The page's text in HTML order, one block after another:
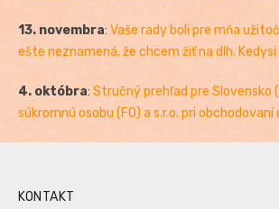
13. novembra: Vaše rady boli pre mňa
ešte neznamená, že chcem žiť na dlh.
4. októbra: Stručný prehľad pre Slovensko
súkromnú osobu (FO) a s.r.o. pri obchodovaní
KONTAKT